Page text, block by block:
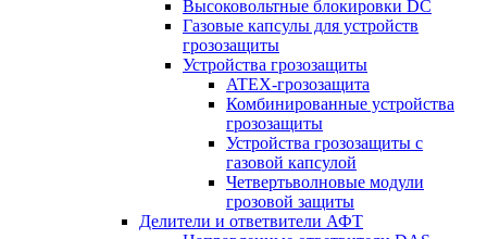
Высоковольтные блокировки DC
Газовые капсулы для устройств
грозозащиты
Устройства грозозащиты
ATEX-грозозащита
Комбинированные устройства
грозозащиты
Устройства грозозащиты с
газовой капсулой
Четвертьволновые модули
грозовой защиты
Делители и ответвители АФТ